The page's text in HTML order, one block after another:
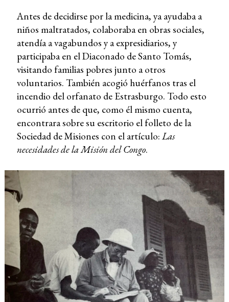
Antes de decidirse por la medicina, ya ayudaba a
niños maltratados, colaboraba en obras sociales,
atendía a vagabundos y a expresidiarios, y
participaba en el Diaconado de Santo Tomás,
visitando familias pobres junto a otros
voluntarios. También acogió huérfanos tras el
incendio del orfanato de Estrasburgo. Todo esto
ocurrió antes de que, como él mismo cuenta,
encontrara sobre su escritorio el folleto de la
Sociedad de Misiones con el artículo:Las
necesidades de la Misión del Congo.